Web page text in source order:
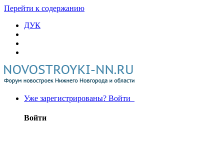
Перейти к содержанию
ДУК
Уже зарегистрированы? Войти
Войти